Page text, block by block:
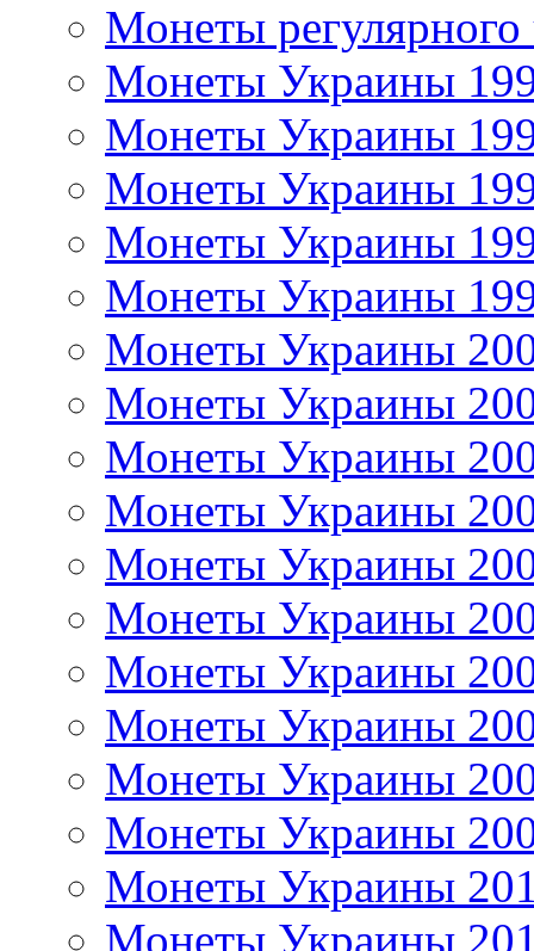
Монеты регулярного
Монеты Украины
Монеты Украины
Монеты Украины
Монеты Украины
Монеты Украины
Монеты Украины
Монеты Украины
Монеты Украины
Монеты Украины
Монеты Украины
Монеты Украины
Монеты Украины
Монеты Украины
Монеты Украины
Монеты Украины
Монеты Украины
Монеты Украины